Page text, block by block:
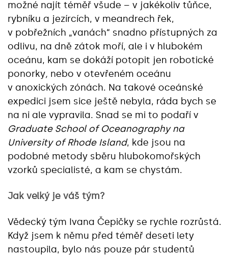
možné najít téměř všude – v jakékoliv tůňce,
rybníku a jezírcích, v meandrech řek,
v pobřežních „vanách“ snadno přístupných za
odlivu, na dně zátok moří, ale i v hlubokém
oceánu, kam se dokáží potopit jen robotické
ponorky, nebo v otevřeném oceánu
v anoxických zónách. Na takové oceánské
expedici jsem sice ještě nebyla, ráda bych se
na ni ale vypravila. Snad se mi to podaří v
Graduate School of Oceanography na
University of Rhode Island, kde jsou na
podobné metody sběru hlubokomořských
vzorků specialisté, a kam se chystám.
Jak velký je váš tým?
Vědecký tým Ivana Čepičky se rychle rozrůstá.
Když jsem k němu před téměř deseti lety
nastoupila, bylo nás pouze pár studentů